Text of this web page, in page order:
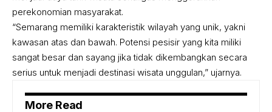
perekonomian masyarakat.
“Semarang memiliki karakteristik wilayah yang unik, yakni
kawasan atas dan bawah. Potensi pesisir yang kita miliki
sangat besar dan sayang jika tidak dikembangkan secara
serius untuk menjadi destinasi wisata unggulan,” ujarnya.
More Read